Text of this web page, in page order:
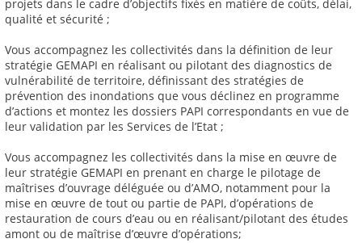
projets dans le cadre d’objectifs fixés en matière de coûts, délai,
qualité et sécurité ;
Vous accompagnez les collectivités dans la définition de leur
stratégie GEMAPI en réalisant ou pilotant des diagnostics de
vulnérabilité de territoire, définissant des stratégies de
prévention des inondations que vous déclinez en programme
d’actions et montez les dossiers PAPI correspondants en vue de
leur validation par les Services de l’Etat ;
Vous accompagnez les collectivités dans la mise en œuvre de
leur stratégie GEMAPI en prenant en charge le pilotage de
maîtrises d’ouvrage déléguée ou d’AMO, notamment pour la
mise en œuvre de tout ou partie de PAPI, d’opérations de
restauration de cours d’eau ou en réalisant/pilotant des études
amont ou de maîtrise d’œuvre d’opérations;